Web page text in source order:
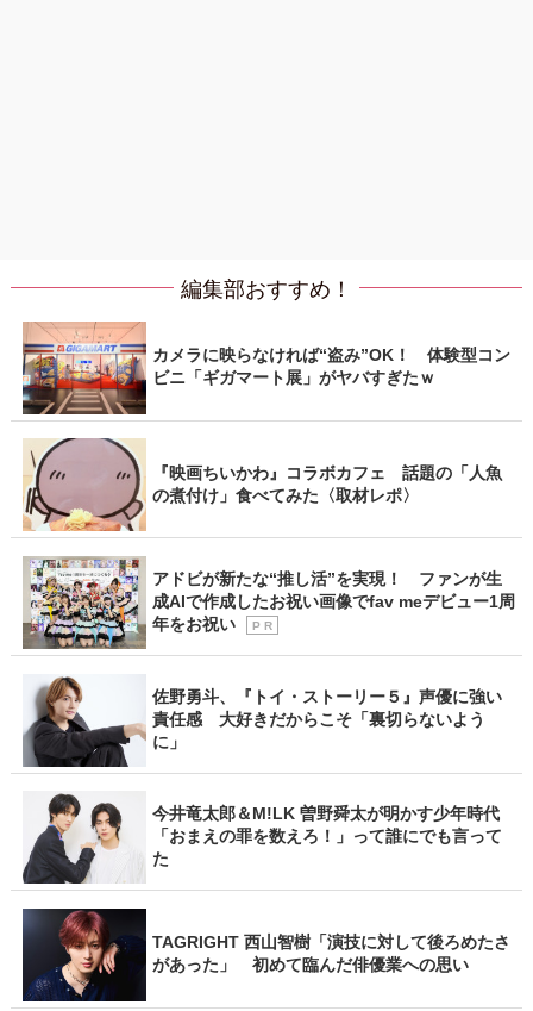
編集部おすすめ！
カメラに映らなければ“盗み”OK！ 体験型コン
ビニ「ギガマート展」がヤバすぎたｗ
『映画ちいかわ』コラボカフェ 話題の「人魚
の煮付け」食べてみた〈取材レポ〉
アドビが新たな“推し活”を実現！ ファンが生
成AIで作成したお祝い画像でfav meデビュー1周
年をお祝い
P R
佐野勇斗、『トイ・ストーリー５』声優に強い
責任感 大好きだからこそ「裏切らないよう
に」
今井竜太郎＆M!LK 曽野舜太が明かす少年時代
「おまえの罪を数えろ！」って誰にでも言って
た
TAGRIGHT 西山智樹「演技に対して後ろめたさ
があった」 初めて臨んだ俳優業への思い